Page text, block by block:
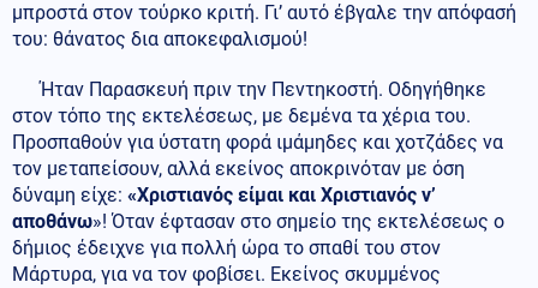
μπροστά στον τούρκο κριτή. Γι’ αυτό έβγαλε την απόφασή
του: θάνατος δια αποκεφαλισμού!
Ήταν Παρασκευή πριν την Πεντηκοστή. Οδηγήθηκε
στον τόπο της εκτελέσεως, με δεμένα τα χέρια του.
Προσπαθούν για ύστατη φορά ιμάμηδες και χοτζάδες να
τον μεταπείσουν, αλλά εκείνος αποκρινόταν με όση
δύναμη είχε: «Χριστιανός είμαι και Χριστιανός ν’
αποθάνω»! Όταν έφτασαν στο σημείο της εκτελέσεως ο
δήμιος έδειχνε για πολλή ώρα το σπαθί του στον
Μάρτυρα, για να τον φοβίσει. Εκείνος σκυμμένος